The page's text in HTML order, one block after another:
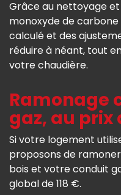
Grâce au nettoyage
monoxyde de
calculé et des
réduire à néant, tout
votre chaudière.
Ramonage
gaz, au prix
Si votre logement
proposons de
bois et votre conduit
global de 118 €.